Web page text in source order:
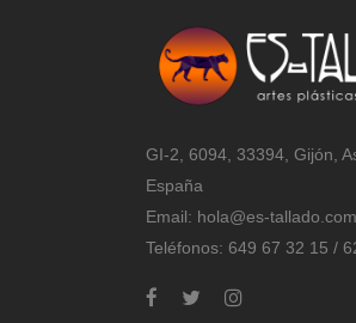
GI-2, 6094, 33394, Gijón,
España
Email: hola@es-tallado.com
Teléfonos: 649 67 32 15 /